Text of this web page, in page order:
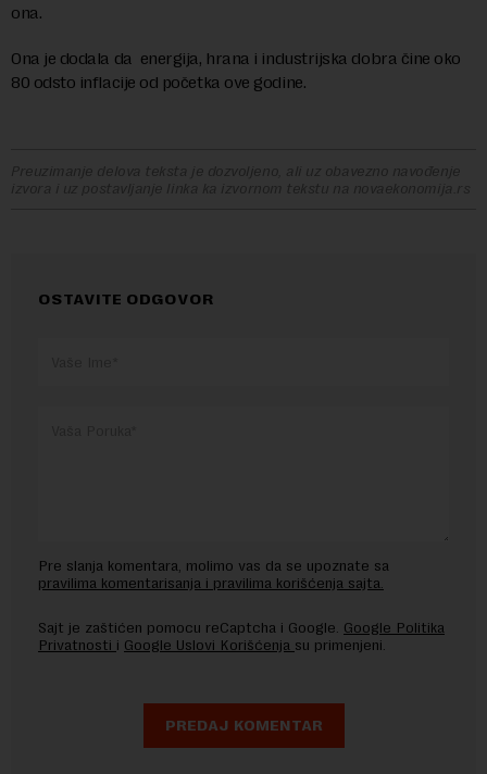
ona.
Ona je dodala da energija, hrana i industrijska dobra čine oko
80 odsto inflacije od početka ove godine.
Preuzimanje delova teksta je dozvoljeno, ali uz obavezno navođenje
izvora i uz postavljanje linka ka izvornom tekstu na novaekonomija.rs
OSTAVITE ODGOVOR
Pre slanja komentara, molimo vas da se upoznate sa
pravilima komentarisanja i pravilima korišćenja sajta.
Sajt je zaštićen pomocu reCaptcha i Google. Google Politika
Privatnosti i Google Uslovi Korišćenja su primenjeni.